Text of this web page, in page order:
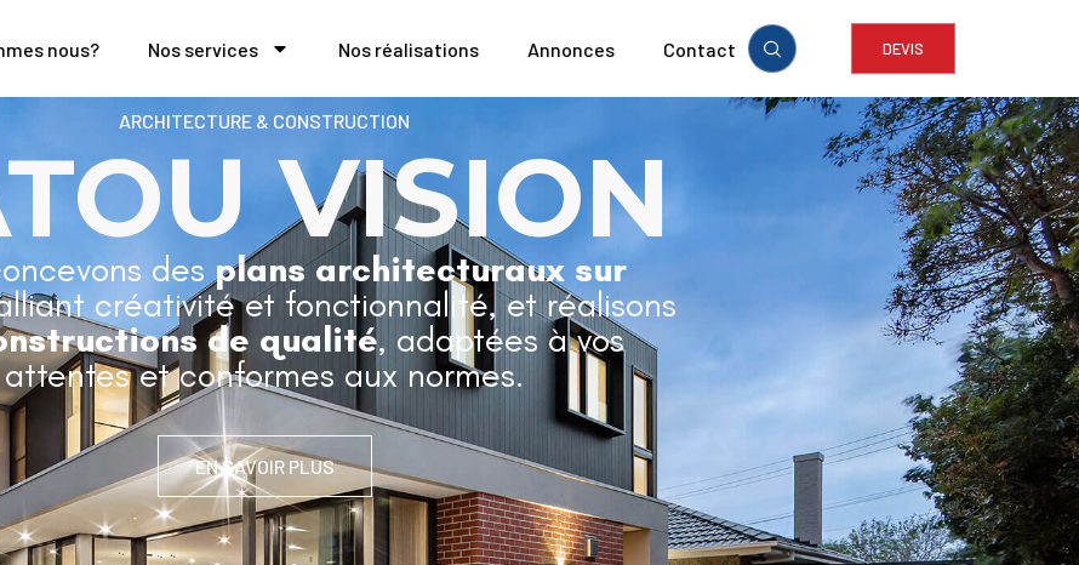
nous? Nos services Nos réalisations Annonces Contact DEVIS
ARCHITECTURE & CONSTRUCTION
VISION
desplans architecturaux sur
créativité et fonctionnalité, et réalisons
de qualité, adaptées à vos
attentes et conformes aux normes.
EN SAVOIR PLUS